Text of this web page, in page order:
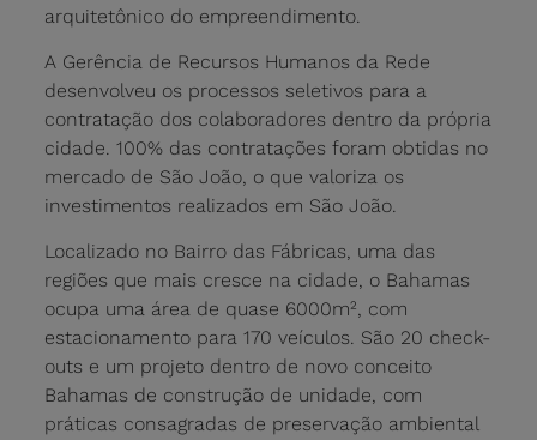
arquitetônico do empreendimento.
A Gerência de Recursos Humanos da Rede
desenvolveu os processos seletivos para a
contratação dos colaboradores dentro da própria
cidade. 100% das contratações foram obtidas no
mercado de São João, o que valoriza os
investimentos realizados em São João.
Localizado no Bairro das Fábricas, uma das
regiões que mais cresce na cidade, o Bahamas
ocupa uma área de quase 6000m², com
estacionamento para 170 veículos. São 20 check-
outs e um projeto dentro de novo conceito
Bahamas de construção de unidade, com
práticas consagradas de preservação ambiental